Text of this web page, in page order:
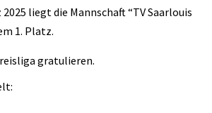
liegt die Mannschaft “TV Saarlouis
1. Platz.
gratulieren.